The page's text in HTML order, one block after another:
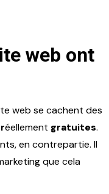
web ont
web se cachent des
éellement gratuites.
en contrepartie. Il
que cela